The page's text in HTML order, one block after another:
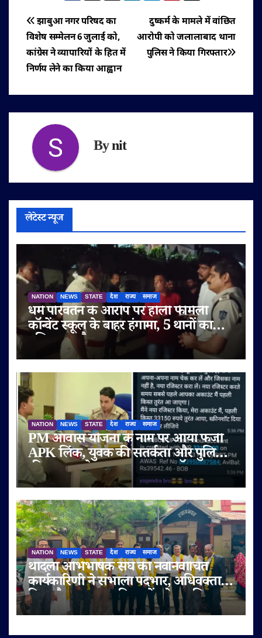
पोस्ट
नेविगेशन
दुष्कर्म के मामले में वांछित
आरोपी को जलालाबाद थाना
पुलिस ने किया गिरफ्तार
झाबुआ नगर परिषद का
विशेष सम्मेलन 6 जुलाई को,
कांग्रेस ने व्यापारियों के हित में
निर्णय लेने का किया आह्वान
Bynit
लेटेस्ट न्यूज
NATION NEWS STATE देश राज्य समाज
धर्म परिवर्तन के आरोप पर होली फैमिली
कॉन्वेंट स्कूल के बाहर हंगामा, 5 थानों का
पुलिस बल तैनात
NATION NEWS STATE देश राज्य समाज
PM आवास योजना के नाम पर आया फर्जी
APK लिंक, युवक की सतर्कता और पुलिस
की तत्परता से टला बड़ा साइबर फ्रॉड
NATION NEWS STATE देश राज्य समाज
थांदला अभिभाषक संघ की नवनिर्वाचित
कार्यकारिणी ने संभाला पदभार, अधिवक्ता
हित और पक्षकार सुविधाओं को प्राथमिकता